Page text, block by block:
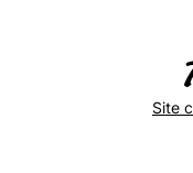
Site